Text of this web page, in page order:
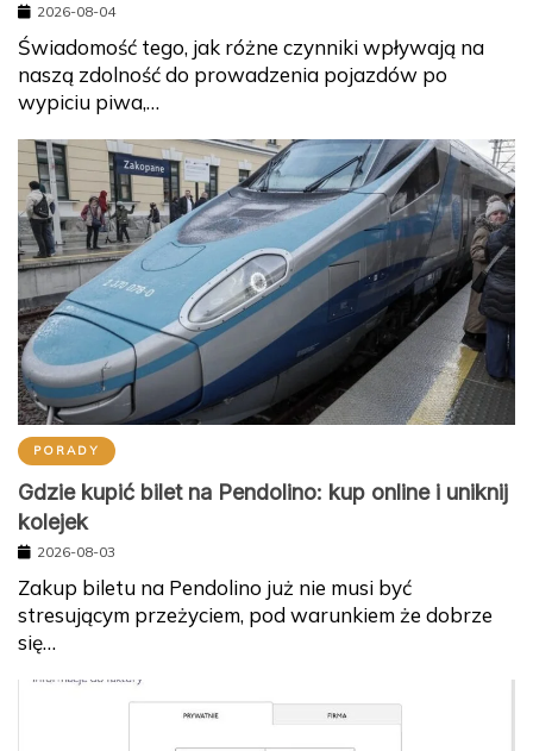
2026-08-04
Świadomość tego, jak różne czynniki wpływają na
naszą zdolność do prowadzenia pojazdów po
wypiciu piwa,…
PORADY
Gdzie kupić bilet na Pendolino: kup online i uniknij
kolejek
2026-08-03
Zakup biletu na Pendolino już nie musi być
stresującym przeżyciem, pod warunkiem że dobrze
się…